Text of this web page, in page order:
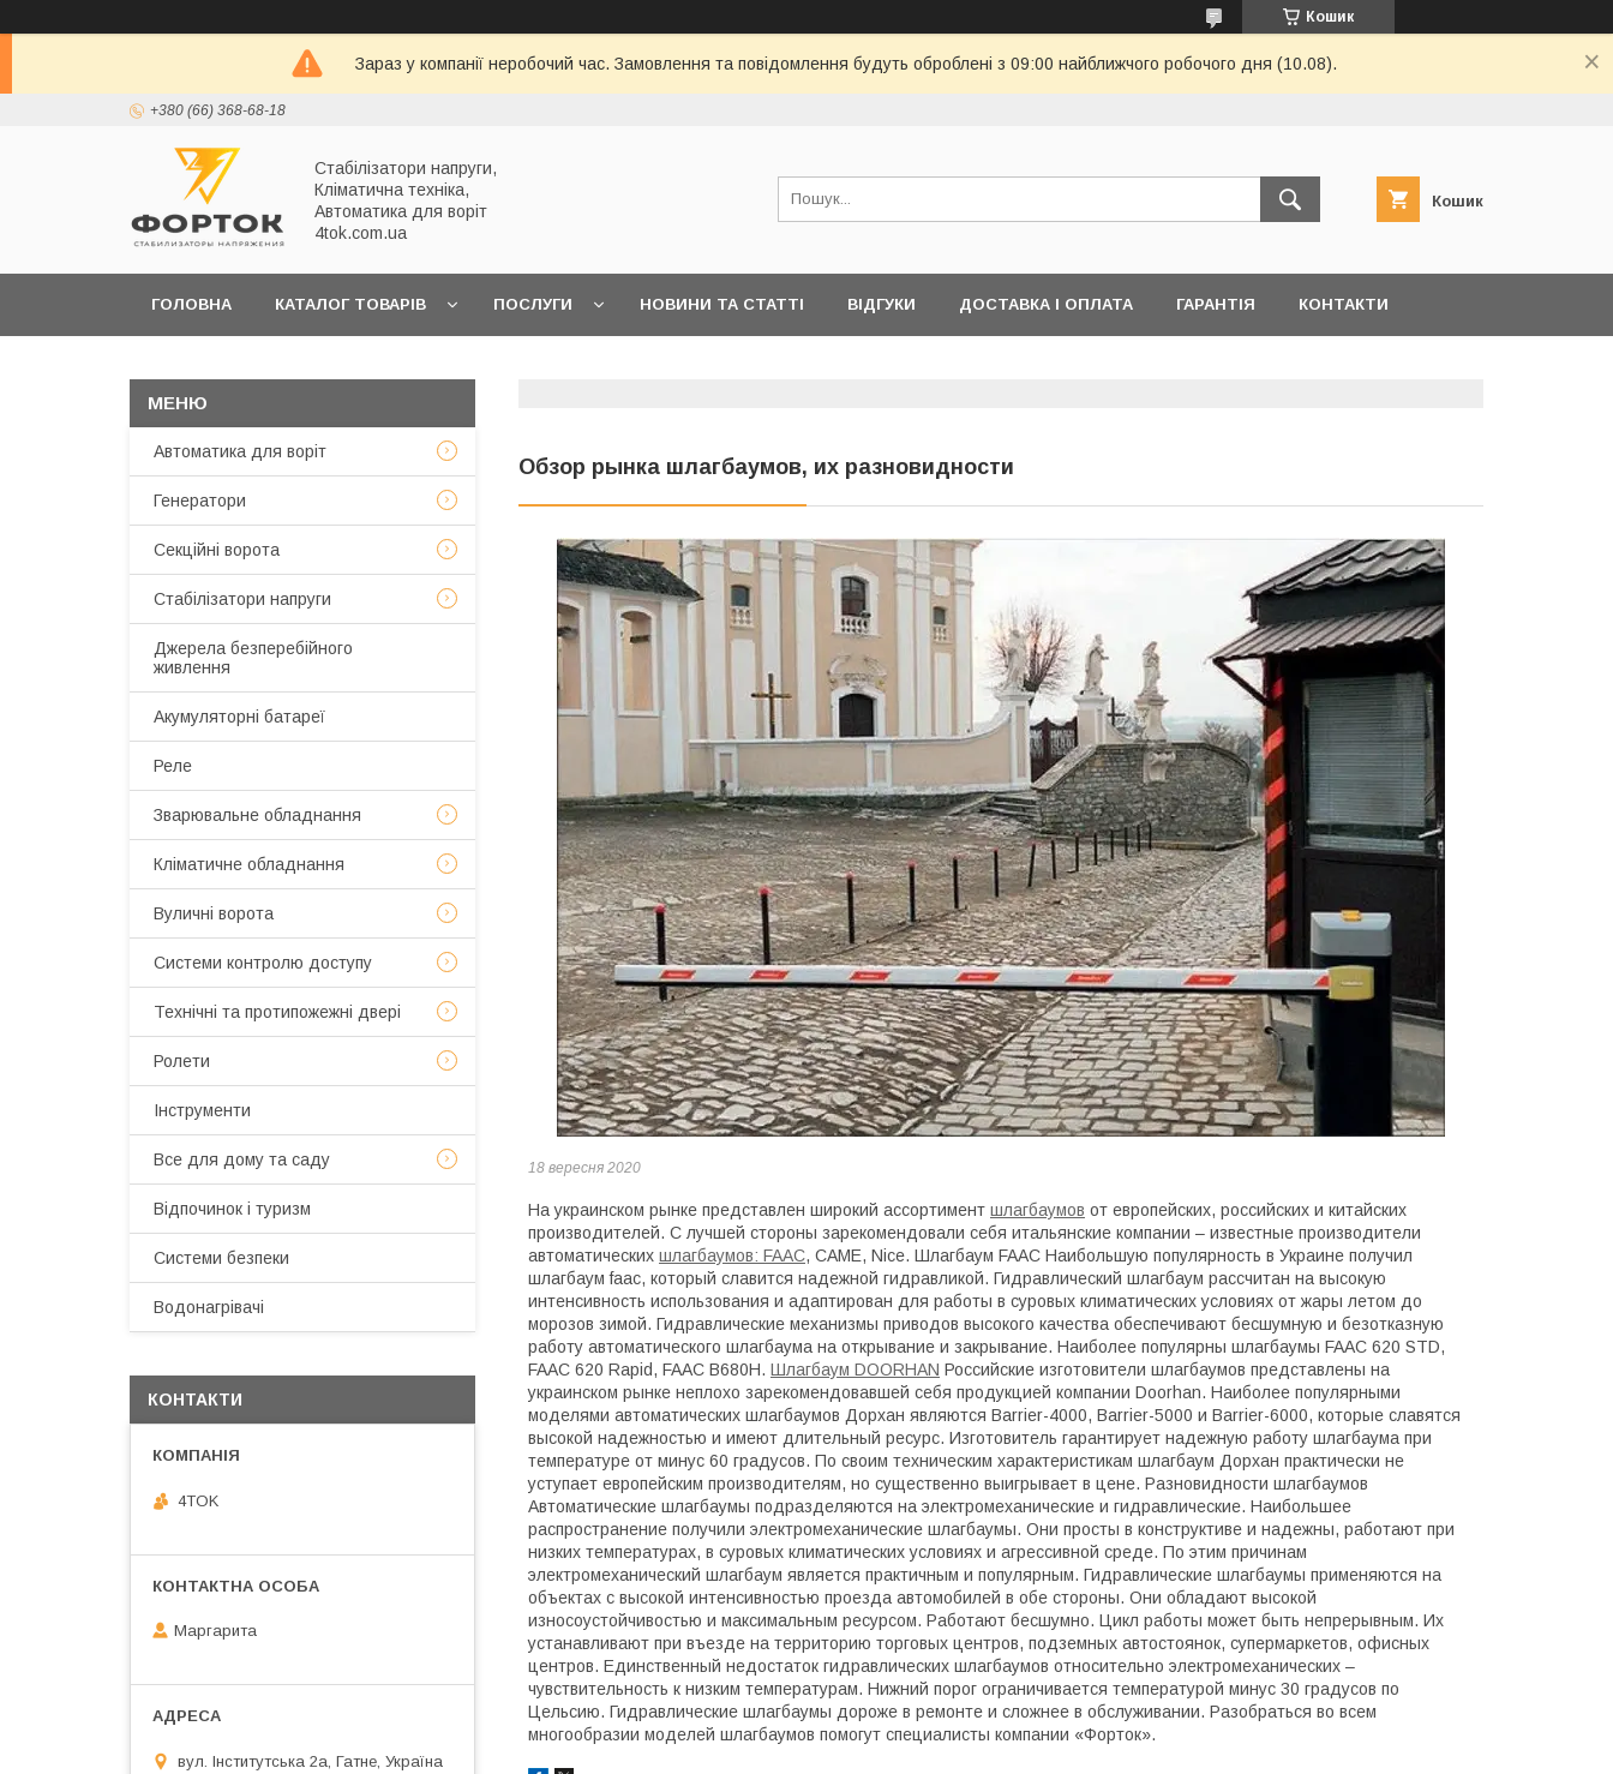
Кошик
Зараз у компанії неробочий час. Замовлення та повідомлення будуть оброблені з 09:00 найближчого робочого дня (10.08).
+380 (66) 368-68-18
Стабілізатори напруги,
Кліматична техніка,
Автоматика для воріт
4tok.com.ua
Кошик
ГОЛОВНА КАТАЛОГ ТОВАРІВ ПОСЛУГИ НОВИНИ ТА СТАТТІ ВІДГУКИ ДОСТАВКА І ОПЛАТА ГАРАНТІЯ КОНТАКТИ
Обзор рынка шлагбаумов, их разновидности
18 вересня 2020
На украинском рынке представлен широкий ассортимент шлагбаумов от европейских, российских и китайских
производителей. С лучшей стороны зарекомендовали себя итальянские компании – известные производители
автоматических шлагбаумов: FAAC, САМЕ, Nice. Шлагбаум FAAC Наибольшую популярность в Украине получил
шлагбаум faac, который славится надежной гидравликой. Гидравлический шлагбаум рассчитан на высокую
интенсивность использования и адаптирован для работы в суровых климатических условиях от жары летом до
морозов зимой. Гидравлические механизмы приводов высокого качества обеспечивают бесшумную и безотказную
работу автоматического шлагбаума на открывание и закрывание. Наиболее популярны шлагбаумы FAAC 620 STD,
FAAC 620 Rapid, FAAC B680H. Шлагбаум DOORHAN Российские изготовители шлагбаумов представлены на
украинском рынке неплохо зарекомендовавшей себя продукцией компании Doorhan. Наиболее популярными
моделями автоматических шлагбаумов Дорхан являются Barrier-4000, Barrier-5000 и Barrier-6000, которые славятся
высокой надежностью и имеют длительный ресурс. Изготовитель гарантирует надежную работу шлагбаума при
температуре от минус 60 градусов. По своим техническим характеристикам шлагбаум Дорхан практически не
уступает европейским производителям, но существенно выигрывает в цене. Разновидности шлагбаумов
Автоматические шлагбаумы подразделяются на электромеханические и гидравлические. Наибольшее
распространение получили электромеханические шлагбаумы. Они просты в конструктиве и надежны, работают при
низких температурах, в суровых климатических условиях и агрессивной среде. По этим причинам
электромеханический шлагбаум является практичным и популярным. Гидравлические шлагбаумы применяются на
объектах с высокой интенсивностью проезда автомобилей в обе стороны. Они обладают высокой
износоустойчивостью и максимальным ресурсом. Работают бесшумно. Цикл работы может быть непрерывным. Их
устанавливают при въезде на территорию торговых центров, подземных автостоянок, супермаркетов, офисных
центров. Единственный недостаток гидравлических шлагбаумов относительно электромеханических –
чувствительность к низким температурам. Нижний порог ограничивается температурой минус 30 градусов по
Цельсию. Гидравлические шлагбаумы дороже в ремонте и сложнее в обслуживании. Разобраться во всем
многообразии моделей шлагбаумов помогут специалисты компании «Форток».
Автоматика для воріт
Генератори
Секційні ворота
Стабілізатори напруги
Джерела безперебійного
живлення
Акумуляторні батареї
Реле
Зварювальне обладнання
Кліматичне обладнання
Вуличні ворота
Системи контролю доступу
Технічні та протипожежні двері
Ролети
Інструменти
Все для дому та саду
Відпочинок і туризм
Системи безпеки
Водонагрівачі
КОНТАКТИ
4TOK
Маргарита
вул. Інститутська 2а, Гатне, Україна